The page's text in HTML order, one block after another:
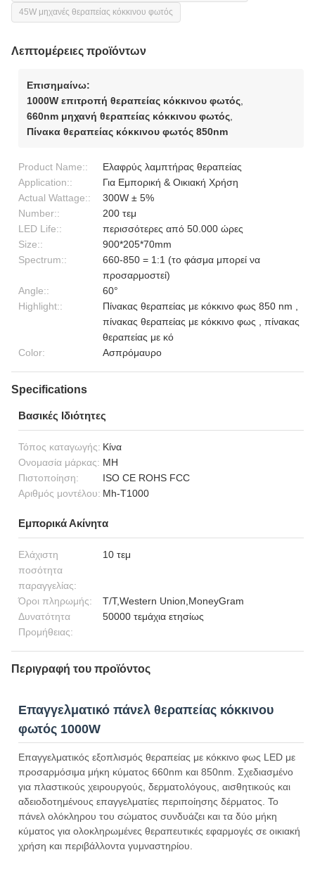
45W μηχανές θεραπείας κόκκινου φωτός
Λεπτομέρειες προϊόντων
Επισημαίνω:
1000W επιτροπή θεραπείας κόκκινου φωτός
660nm μηχανή θεραπείας κόκκινου φωτός
Πίνακα θεραπείας κόκκινου φωτός 850nm
Product Name::
Ελαφρύς λαμπτήρας θεραπείας
Application::
Για Εμπορική & Οικιακή Χρήση
Actual Wattage::
300W ± 5%
Number::
200 τεμ
LED Life::
περισσότερες από 50.000 ώρες
Size::
900*205*70mm
Spectrum::
660-850 = 1:1 (το φάσμα μπορεί να
προσαρμοστεί)
Angle::
60°
Highlight::
Πίνακας θεραπείας με κόκκινο φως 850 nm ,
πίνακας θεραπείας με κόκκινο φως , πίνακας
θεραπείας με κό
Color:
Ασπρόμαυρο
Specifications
Βασικές Ιδιότητες
Τόπος καταγωγής: Κίνα
Ονομασία μάρκας: MH
Πιστοποίηση:
ISO CE ROHS FCC
Αριθμός μοντέλου: Mh-T1000
Εμπορικά Ακίνητα
Ελάχιστη
ποσότητα
παραγγελίας:
10 τεμ
Όροι πληρωμής:
T/T,Western Union,MoneyGram
Δυνατότητα
Προμήθειας:
50000 τεμάχια ετησίως
Περιγραφή του προϊόντος
Επαγγελματικό πάνελ θεραπείας κόκκινου
φωτός 1000W
Επαγγελματικός εξοπλισμός θεραπείας με κόκκινο φως LED με
προσαρμόσιμα μήκη κύματος 660nm και 850nm. Σχεδιασμένο
για πλαστικούς χειρουργούς, δερματολόγους, αισθητικούς και
αδειοδοτημένους επαγγελματίες περιποίησης δέρματος. Το
πάνελ ολόκληρου του σώματος συνδυάζει και τα δύο μήκη
κύματος για ολοκληρωμένες θεραπευτικές εφαρμογές σε οικιακή
χρήση και περιβάλλοντα γυμναστηρίου.